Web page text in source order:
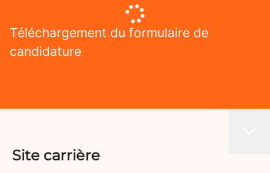
Téléchargement du formulaire de
candidature
Site carrière